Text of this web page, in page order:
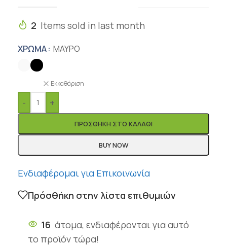
2 Items sold in last month
ΧΡΏΜΑ ΜΑΎΡΟ
Εκκαθάριση
- +
ΠΡΟΣΘΉΚΗ ΣΤΟ ΚΑΛΆΘΙ
BUY NOW
Ενδιαφέρομαι για Επικοινωνία
Πρόσθήκη στην λίστα επιθυμιών
16 άτομα, ενδιαφέρονται για αυτό
το προϊόν τώρα!